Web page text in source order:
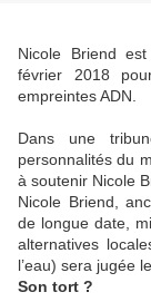
Nicole Briend
février 2018
empreintes ADN.
Dans une
personnalités du
à soutenir Nicole
Nicole Briend,
de longue date,
alternatives
l’eau) sera jugée
Son tort ?